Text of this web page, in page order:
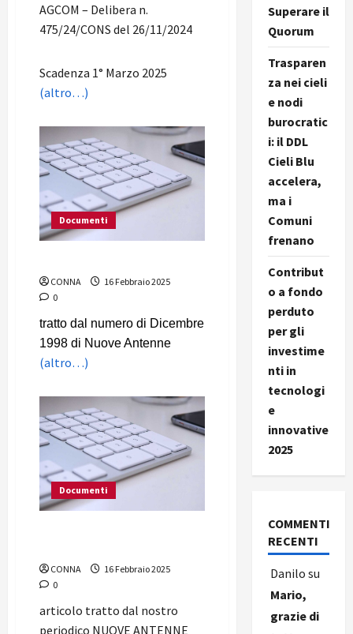
AGCOM – Delibera n.
475/24/CONS del 26/11/2024
Scadenza 1° Marzo 2025
(altro…)
Documenti
CONNA
16 Febbraio 2025
0
tratto dal numero di Dicembre
1998 di Nuove Antenne
(altro…)
Documenti
CONNA
16 Febbraio 2025
0
articolo tratto dal nostro
periodico NUOVE ANTENNE
Superare il
Quorum
Trasparen
za nei cieli
e nodi
burocratic
i: il DDL
Cieli Blu
accelera,
ma i
Comuni
frenano
Contribut
o a fondo
perduto
per gli
investime
nti in
tecnologi
e
innovative
2025
COMMENTI
RECENTI
Danilo su
Mario,
grazie di